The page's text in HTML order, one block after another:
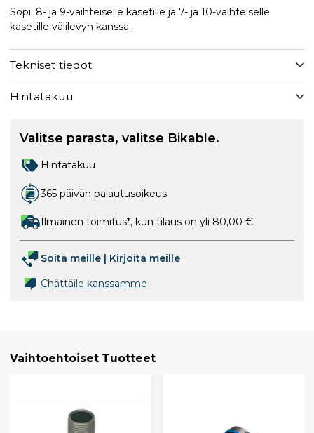
Sopii 8- ja 9-vaihteiselle kasetille ja 7- ja 10-vaihteiselle
kasetille välilevyn kanssa.
Tekniset tiedot
Hintatakuu
Valitse parasta, valitse Bikable.
Hintatakuu
365 päivän palautusoikeus
Ilmainen toimitus*, kun tilaus on yli 80,00 €
Soita meille | Kirjoita meille
Chättäile kanssamme
Vaihtoehtoiset Tuotteet